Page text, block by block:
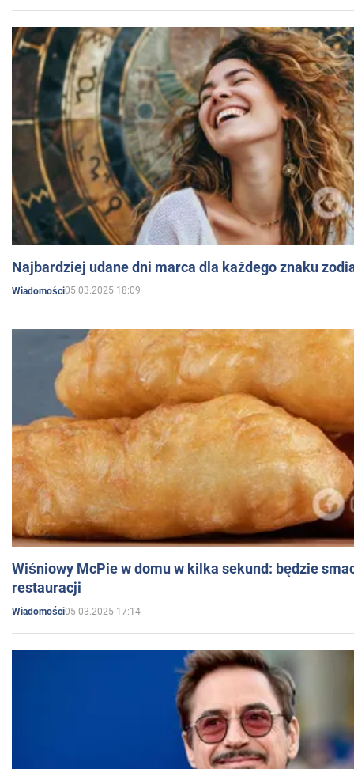
Najbardziej udane dni marca dla każdego znaku
Wiadomości05.03.2025 18:09
Wiśniowy McPie w domu w kilka sekund: będzie
restauracji
Wiadomości05.03.2025 17:14